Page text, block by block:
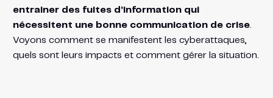
entrainer des fuites d’information qui
nécessitent une bonne communication de crise.
Voyons comment se manifestent les cyberattaques,
quels sont leurs impacts et comment gérer la situation.